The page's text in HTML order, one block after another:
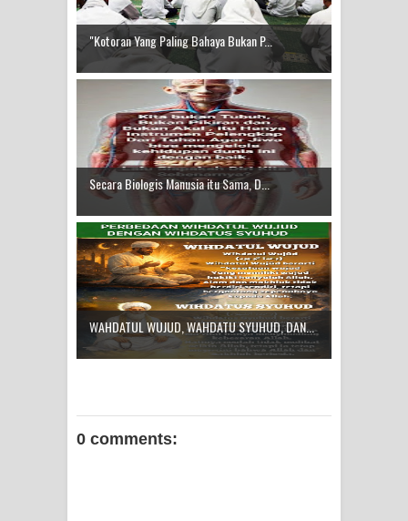
"Kotoran Yang Paling Bahaya Bukan P...
Secara Biologis Manusia itu Sama, D...
WAHDATUL WUJUD, WAHDATU SYUHUD, DAN...
0 comments: